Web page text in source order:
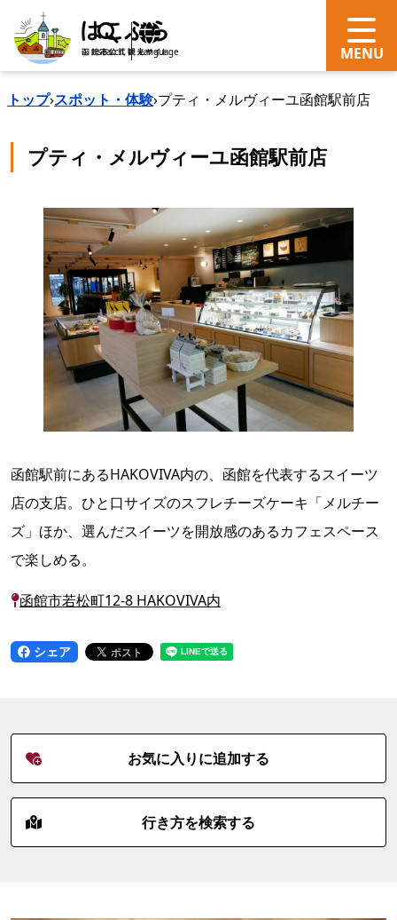
search Language
トップ›スポット・体験›プティ・メルヴィーユ函館駅前店
プティ・メルヴィーユ函館駅前店
函館駅前にあるHAKOVIVA内の、函館を代表するスイーツ
店の支店。ひと口サイズのスフレチーズケーキ「メルチー
ズ」ほか、選んだスイーツを開放感のあるカフェスペース
で楽しめる。
函館市若松町12-8 HAKOVIVA内
シェア
お気に入りに追加する
行き方を検索する